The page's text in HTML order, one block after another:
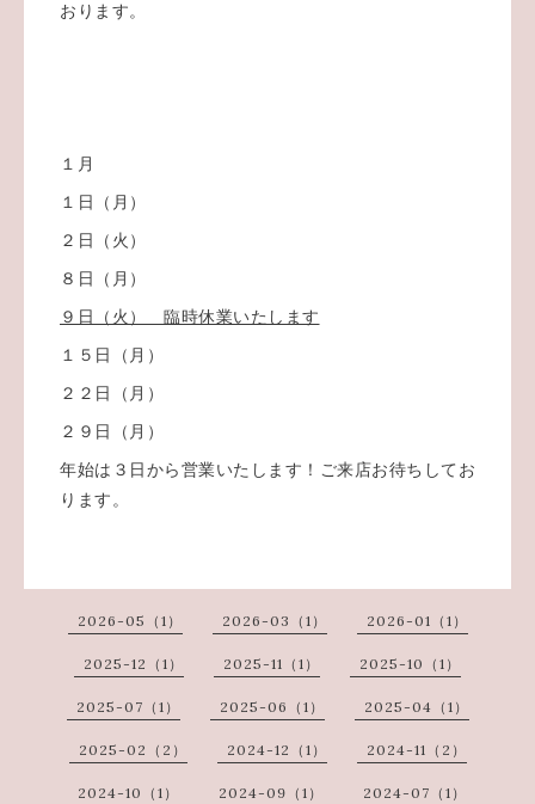
おります。
１月
１日（月）
２日（火）
８日（月）
９日（火） 臨時休業いたします
１５日（月）
２２日（月）
２９日（月）
年始は３日から営業いたします！ご来店お待ちしてお
ります。
2026-05（1） 2026-03（1） 2026-01（1）
2025-12（1） 2025-11（1） 2025-10（1）
2025-07（1） 2025-06（1） 2025-04（1）
2025-02（2） 2024-12（1） 2024-11（2）
2024-10（1） 2024-09（1） 2024-07（1）